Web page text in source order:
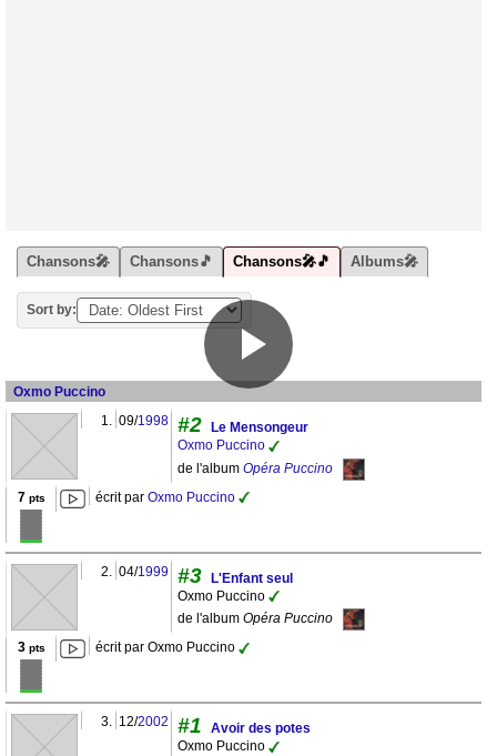
Chansons🎤 Chansons🎵 Chansons🎤🎵 Albums🎤
Sort by:
Oxmo Puccino
1.
09/1998 #2 Le Mensongeur
Oxmo Puccino
de l'album Opéra Puccino
7 pts écrit par Oxmo Puccino
2. 04/1999 #3 L'Enfant seul
Oxmo Puccino
de l'album Opéra Puccino
3pts écrit par Oxmo Puccino
3. 12/2002 #1
Avoir des potes
Oxmo Puccino